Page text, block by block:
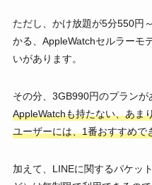
ただし、かけ放題が5分550円
かる、AppleWatchセルラーモ
いがあります。
その分、3GB990円のプランが
AppleWatchも持たない、あま
ユーザーには、1番おすすめで
加えて、LINEに関するパケッ